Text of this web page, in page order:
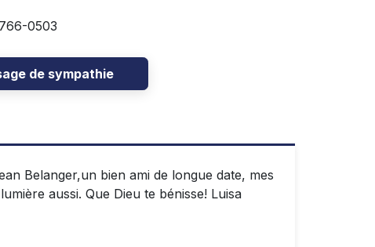
0503
de sympathie
Belanger,un bien ami de longue date, mes
aussi. Que Dieu te bénisse! Luisa